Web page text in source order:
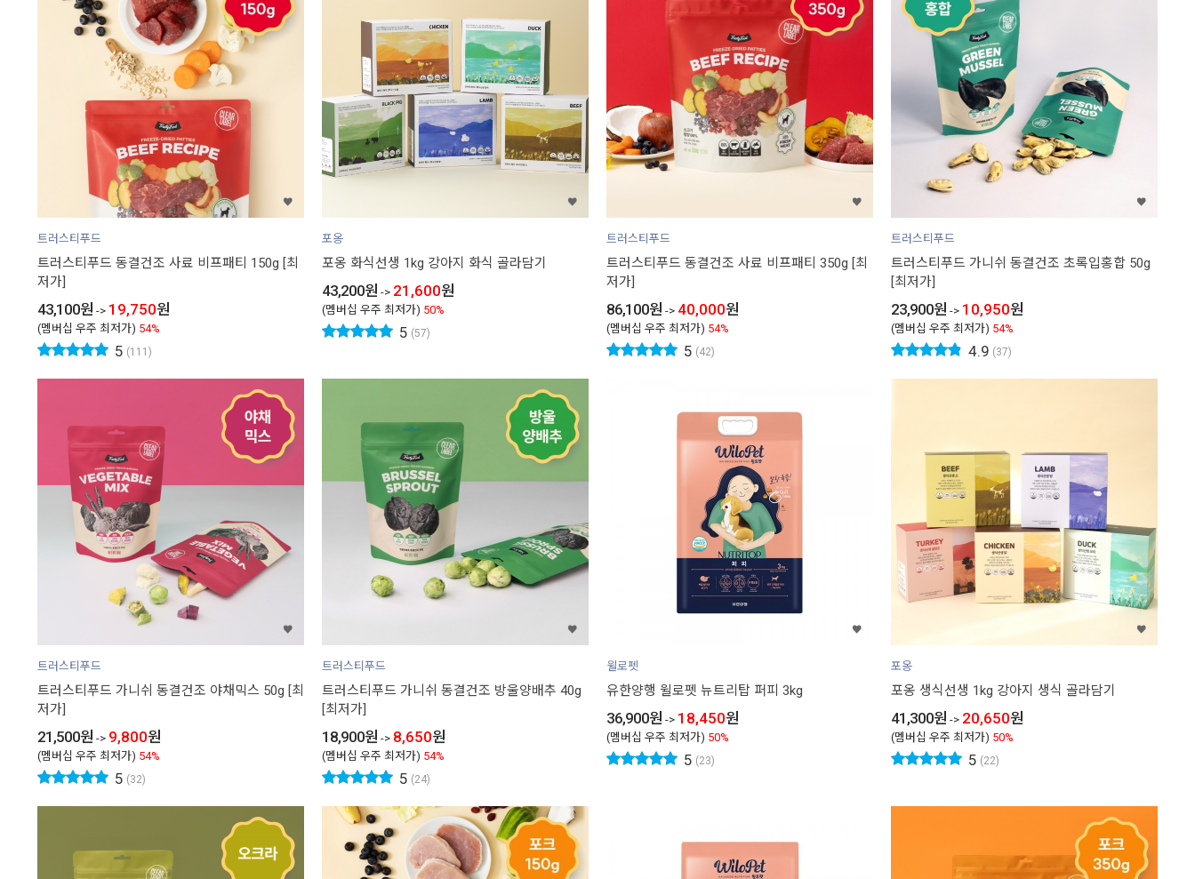
트러스티푸드
트러스티푸드 동결건조 사료 비프패티 150g [최
저가]
43,100원 -> 19,750원
(멤버십 우주 최저가) 54%
5 (111)
포옹
포옹 화식선생 1kg 강아지 화식 골라담기
43,200원 -> 21,600원
(멤버십 우주 최저가) 50%
5 (57)
트러스티푸드
트러스티푸드 동결건조 사료 비프패티 350g [최
저가]
86,100원 -> 40,000원
(멤버십 우주 최저가) 54%
5 (42)
트러스티푸드
트러스티푸드 가니쉬 동결건조 초록입홍합 50g
[최저가]
23,900원 -> 10,950원
(멤버십 우주 최저가) 54%
4.9 (37)
트러스티푸드
트러스티푸드 가니쉬 동결건조 야채믹스 50g [최
저가]
21,500원 -> 9,800원
(멤버십 우주 최저가) 54%
5 (32)
트러스티푸드
트러스티푸드 가니쉬 동결건조 방울양배추 40g
[최저가]
18,900원 -> 8,650원
(멤버십 우주 최저가) 54%
5 (24)
윌로펫
유한양행 윌로펫 뉴트리탑 퍼피 3kg
36,900원 -> 18,450원
(멤버십 우주 최저가) 50%
5 (23)
포옹
포옹 생식선생 1kg 강아지 생식 골라담기
41,300원 -> 20,650원
(멤버십 우주 최저가) 50%
5 (22)